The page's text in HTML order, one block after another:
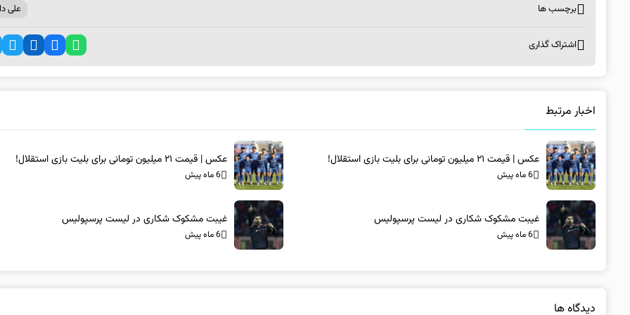
برچسب ها علی
اشتراک گذاری
اخبار مرتبط
عکس | قیمت ۲۱ میلیون تومانی برای بلیت بازی استقلال!
6 ماه پیش
عکس | قیمت ۲۱ میلیون تومانی برای بلیت بازی استقلال!
6 ماه پیش
غیبت مشکوک شکاری در لیست پرسپولیس
6 ماه پیش
غیبت مشکوک شکاری در لیست پرسپولیس
6 ماه پیش
دیدگاه ها